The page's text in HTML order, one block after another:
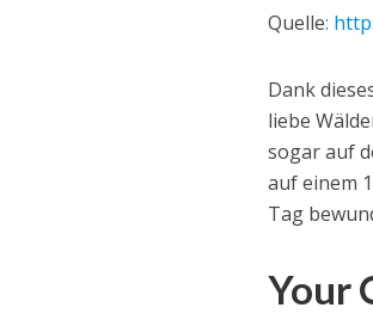
Quelle:
Dank
liebe
sogar auf
auf einem
Tag
Your